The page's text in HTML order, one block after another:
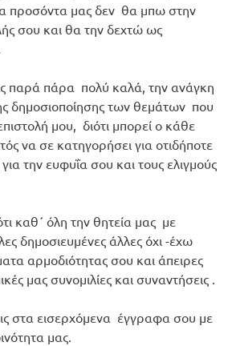
προσόντα μας δεν θα μπω στην
σου και θα την δεχτώ ως
παρά πάρα πολύ καλά, την ανάγκη
δημοσιοποίησης των θεμάτων που
μου, διότι μπορεί ο κάθε
να σε κατηγορήσει για οτιδήποτε
την ευφυΐα σου και τους ελιγμούς
καθ΄ όλη την θητεία μας με
δημοσιευμένες άλλες όχι -έχω
αρμοδιότητας σου και άπειρες
μας συνομιλίες και συναντήσεις .
στα εισερχόμενα έγγραφα σου με
μας.